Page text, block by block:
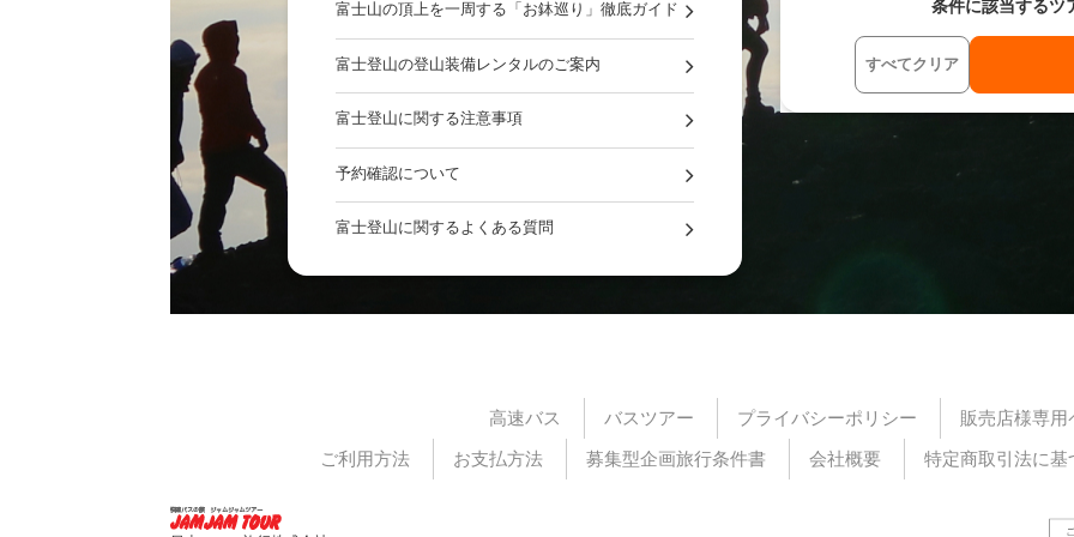
富士山の頂上を一周する「お鉢巡り」徹底ガイド
富士登山の登山装備レンタルのご案内
富士登山に関する注意事項
予約確認について
富士登山に関するよくある質問
条件に該当するツ
すべてクリア
高速バス バスツアー プライバシーポリシー
販売店様専用
ご利用方法
お支払方法 募集型企画旅行条件書 会社概要 特定商取引法に基